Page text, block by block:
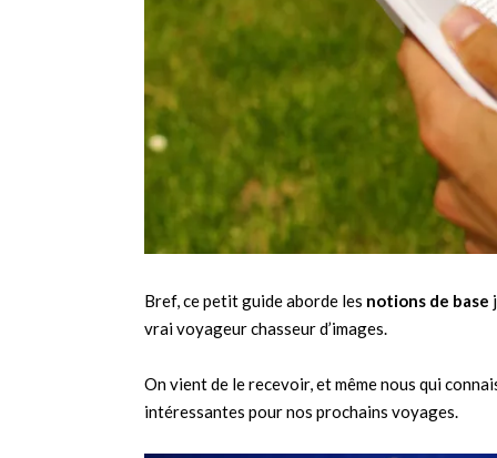
Bref, ce petit guide aborde les notions de base
vrai voyageur chasseur d’images.
On vient de le recevoir, et même nous qui
intéressantes pour nos prochains voyages.